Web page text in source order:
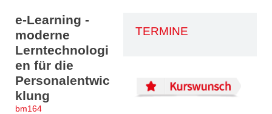
TERMINE
e-Learning -
moderne
Lerntechnologi
en für die
Personalentwic
klung
bm164